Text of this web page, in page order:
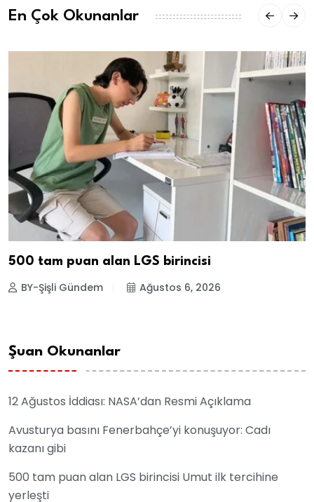
En Çok Okunanlar
500 tam puan alan LGS birincisi
BY-Şişli Gündem Ağustos 6, 2026
Şuan Okunanlar
12 Ağustos İddiası: NASA’dan Resmi Açıklama
Avusturya basını Fenerbahçe’yi konuşuyor: Cadı
kazanı gibi
500 tam puan alan LGS birincisi Umut ilk tercihine
yerleşti